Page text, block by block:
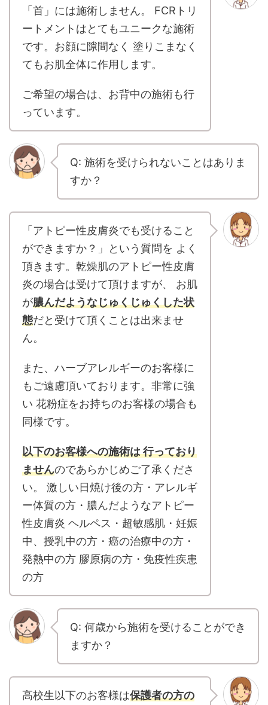
「首」には施術しません。 FCRトリ
ートメントはとてもユニークな施術
です。お顔に隙間なく 塗りこまなく
てもお肌全体に作用します。
ご希望の場合は、お背中の施術も行
っています。
Q: 施術を受けられないことはありま
すか？
「アトピー性皮膚炎でも受けること
ができますか？」という質問を よく
頂きます。乾燥肌のアトピー性皮膚
炎の場合は受けて頂けますが、 お肌
が膿んだようなじゅくじゅくした状
態だと受けて頂くことは出来ませ
ん。
また、ハーブアレルギーのお客様に
もご遠慮頂いております。非常に強
い 花粉症をお持ちのお客様の場合も
同様です。
以下のお客様への施術は 行っており
ませんのであらかじめご了承くださ
い。 激しい日焼け後の方・アレルギ
ー体質の方・膿んだようなアトピー
性皮膚炎 ヘルペス・超敏感肌・妊娠
中、授乳中の方・癌の治療中の方・
発熱中の方 膠原病の方・免疫性疾患
の方
Q: 何歳から施術を受けることができ
ますか？
高校生以下のお客様は保護者の方の